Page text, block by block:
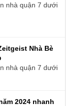
nhà quận 7 dưới
Nhà Bè
nhà quận 7 dưới
2024 nhanh